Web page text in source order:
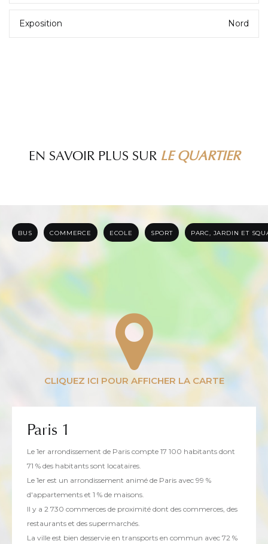
Exposition Nord
EN SAVOIR PLUS SUR LE QUARTIER
BUS COMMERCE ECOLE SPORT PARC, JARDIN ET
Paris 1
Le 1er arrondissement de Paris compte 17 100 habitants dont
71 % des habitants sont locataires.
Le 1er est un arrondissement animé de Paris avec 99 %
d'appartements et 1 % de maisons.
Il y a 2 730 commerces de proximité dont des commerces, des
restaurants et des supermarchés.
La ville est bien desservie en transports en commun avec 72 %